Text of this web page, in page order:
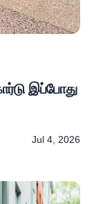
இப்போது
Jul 4, 2026